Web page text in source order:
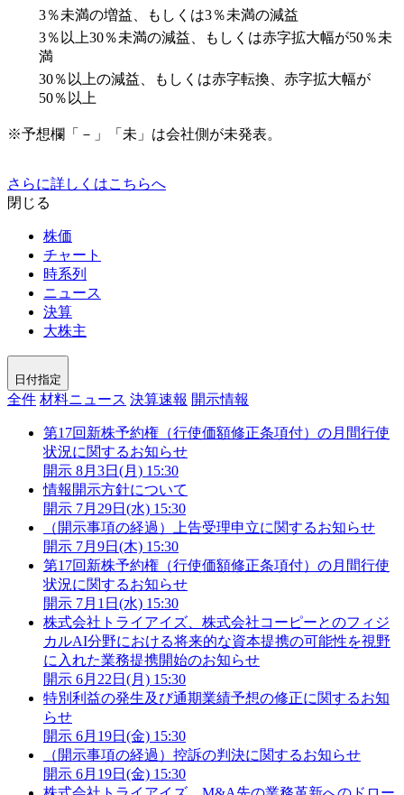
3％未満の増益、もしくは3％未満の減益
3％以上30％未満の減益、もしくは赤字拡大幅が50％未
満
30％以上の減益、もしくは赤字転換、赤字拡大幅が
50％以上
※予想欄「－」「未」は会社側が未発表。
さらに詳しくはこちらへ
閉じる
株価
チャート
時系列
ニュース
決算
大株主
日付指定
全件 材料ニュース 決算速報 開示情報
第17回新株予約権（行使価額修正条項付）の月間行使
状況に関するお知らせ
開示 8月3日(月) 15:30
情報開示方針について
開示 7月29日(水) 15:30
（開示事項の経過）上告受理申立に関するお知らせ
開示 7月9日(木) 15:30
第17回新株予約権（行使価額修正条項付）の月間行使
状況に関するお知らせ
開示 7月1日(水) 15:30
株式会社トライアイズ、株式会社コーピーとのフィジ
カルAI分野における将来的な資本提携の可能性を視野
に入れた業務提携開始のお知らせ
開示 6月22日(月) 15:30
特別利益の発生及び通期業績予想の修正に関するお知
らせ
開示 6月19日(金) 15:30
（開示事項の経過）控訴の判決に関するお知らせ
開示 6月19日(金) 15:30